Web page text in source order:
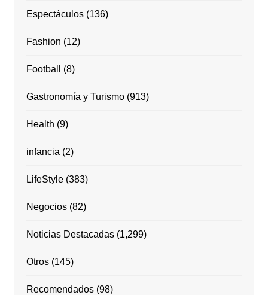
Espectáculos(136)
Fashion (12)
Football (8)
Gastronomía y Turismo(913)
Health (9)
infancia (2)
LifeStyle(383)
Negocios(82)
Noticias Destacadas(1,299)
Otros(145)
Recomendados(98)